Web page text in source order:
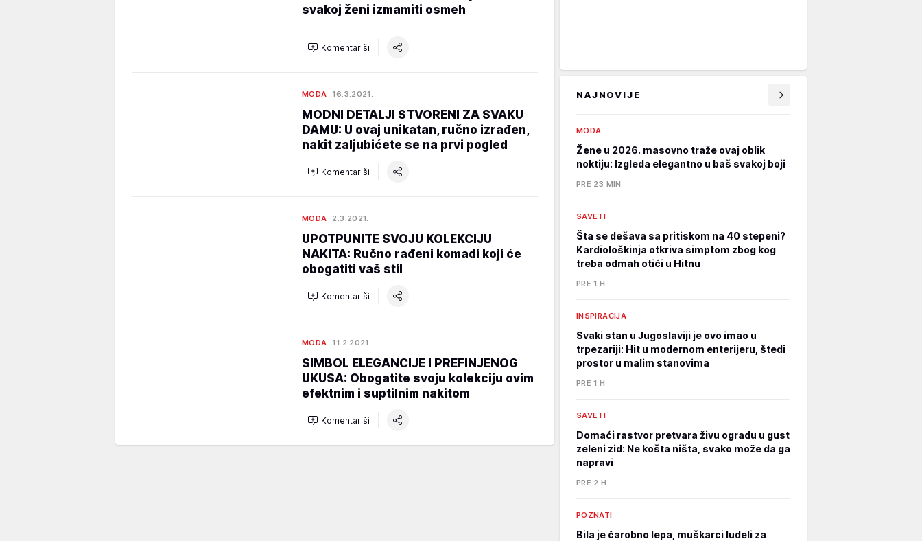
svakoj ženi izmamiti osmeh
Komentariši
MODA 16.3.2021.
MODNI DETALJI STVORENI ZA SVAKU
DAMU: U ovaj unikatan, ručno izrađen,
nakit zaljubićete se na prvi pogled
Komentariši
MODA 2.3.2021.
UPOTPUNITE SVOJU KOLEKCIJU
NAKITA: Ručno rađeni komadi koji će
obogatiti vaš stil
Komentariši
MODA 11.2.2021.
SIMBOL ELEGANCIJE I PREFINJENOG
UKUSA: Obogatite svoju kolekciju ovim
efektnim i suptilnim nakitom
Komentariši
NAJNOVIJE
MODA
Žene u 2026. masovno traže ovaj oblik
noktiju: Izgleda elegantno u baš svakoj boji
PRE 23 MIN
SAVETI
Šta se dešava sa pritiskom na 40 stepeni?
Kardiološkinja otkriva simptom zbog kog
treba odmah otići u Hitnu
PRE 1 H
INSPIRACIJA
Svaki stan u Jugoslaviji je ovo imao u
trpezariji: Hit u modernom enterijeru, štedi
prostor u malim stanovima
PRE 1 H
SAVETI
Domaći rastvor pretvara živu ogradu u gust
zeleni zid: Ne košta ništa, svako može da ga
napravi
PRE 2 H
POZNATI
Bila je čarobno lepa, muškarci ludeli za